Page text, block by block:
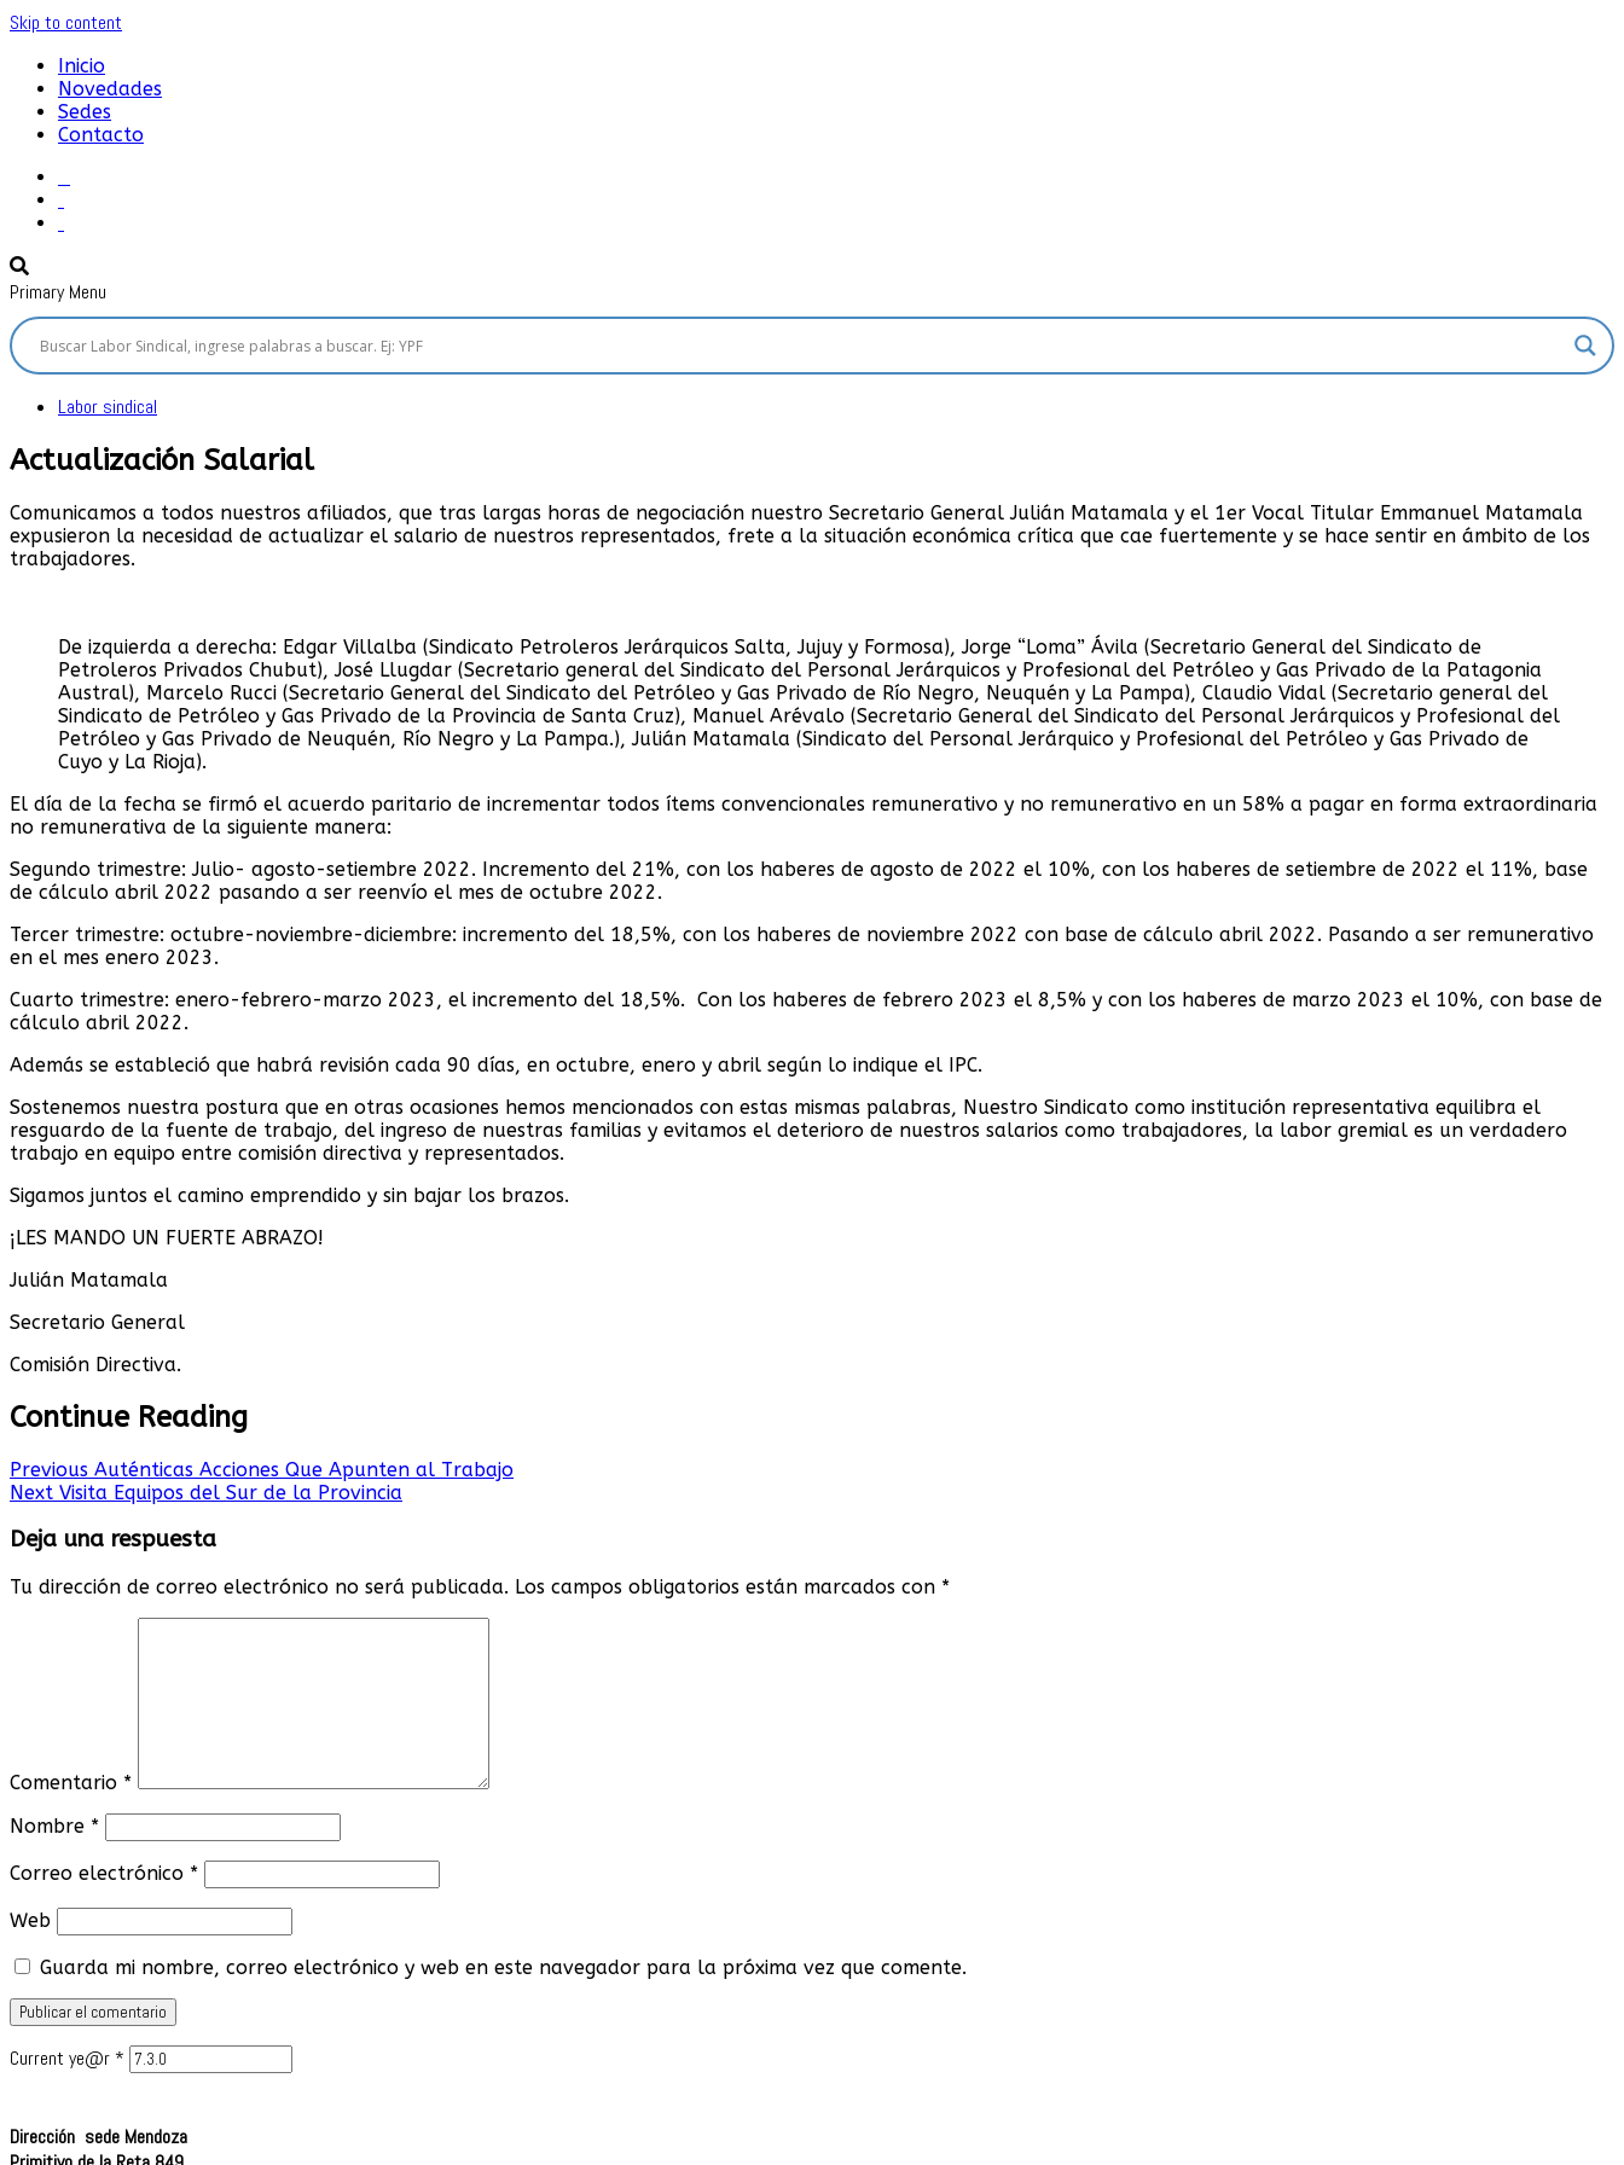
Skip to content
Inicio
Novedades
Sedes
Contacto
Sindicato del Personal Jerárquico y Profesional del petróleo, gas privado y químicos de Cuyo
Primary Menu
Labor sindical
Actualización Salarial
Comunicamos a todos nuestros afiliados, que tras largas horas de negociación nuestro Secretario General Julián Matamala y el 1er Vocal Titular Emmanuel Matamala
expusieron la necesidad de actualizar el salario de nuestros representados, frete a la situación económica crítica que cae fuertemente y se hace sentir en ámbito de los
trabajadores.
De izquierda a derecha: Edgar Villalba (Sindicato Petroleros Jerárquicos Salta, Jujuy y Formosa), Jorge “Loma” Ávila (Secretario General del Sindicato de
Petroleros Privados Chubut), José Llugdar (Secretario general del Sindicato del Personal Jerárquicos y Profesional del Petróleo y Gas Privado de la Patagonia
Austral), Marcelo Rucci (Secretario General del Sindicato del Petróleo y Gas Privado de Río Negro, Neuquén y La Pampa), Claudio Vidal (Secretario general del
Sindicato de Petróleo y Gas Privado de la Provincia de Santa Cruz), Manuel Arévalo (Secretario General del Sindicato del Personal Jerárquicos y Profesional del
Petróleo y Gas Privado de Neuquén, Río Negro y La Pampa.), Julián Matamala (Sindicato del Personal Jerárquico y Profesional del Petróleo y Gas Privado de
Cuyo y La Rioja).
El día de la fecha se firmó el acuerdo paritario de incrementar todos ítems convencionales remunerativo y no remunerativo en un 58% a pagar en forma extraordinaria
no remunerativa de la siguiente manera:
Segundo trimestre: Julio- agosto-setiembre 2022. Incremento del 21%, con los haberes de agosto de 2022 el 10%, con los haberes de setiembre de 2022 el 11%, base
de cálculo abril 2022 pasando a ser reenvío el mes de octubre 2022.
Tercer trimestre: octubre-noviembre-diciembre: incremento del 18,5%, con los haberes de noviembre 2022 con base de cálculo abril 2022. Pasando a ser remunerativo
en el mes enero 2023.
Cuarto trimestre: enero-febrero-marzo 2023, el incremento del 18,5%. Con los haberes de febrero 2023 el 8,5% y con los haberes de marzo 2023 el 10%, con base de
cálculo abril 2022.
Además se estableció que habrá revisión cada 90 días, en octubre, enero y abril según lo indique el IPC.
Sostenemos nuestra postura que en otras ocasiones hemos mencionados con estas mismas palabras, Nuestro Sindicato como institución representativa equilibra el
resguardo de la fuente de trabajo, del ingreso de nuestras familias y evitamos el deterioro de nuestros salarios como trabajadores, la labor gremial es un verdadero
trabajo en equipo entre comisión directiva y representados.
Sigamos juntos el camino emprendido y sin bajar los brazos.
¡LES MANDO UN FUERTE ABRAZO!
Julián Matamala
Secretario General
Comisión Directiva.
Continue Reading
Previous Auténticas Acciones Que Apunten al Trabajo
Next Visita Equipos del Sur de la Provincia
Deja una respuesta
Tu dirección de correo electrónico no será publicada. Los campos obligatorios están marcados con *
Comentario *
Nombre *
Correo electrónico *
Web
Guarda mi nombre, correo electrónico y web en este navegador para la próxima vez que comente.
Current ye@r *
Dirección sede Mendoza